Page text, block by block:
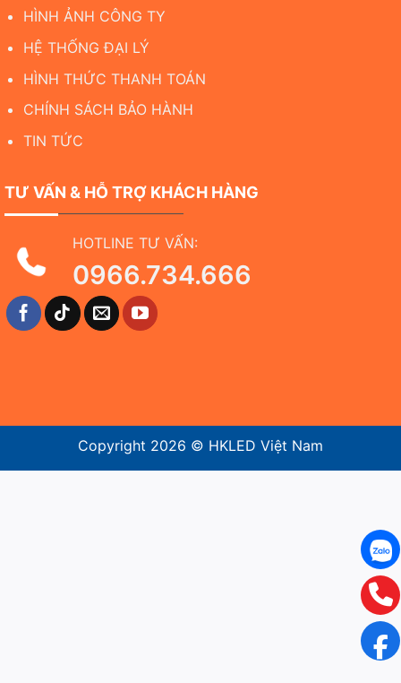
HÌNH ẢNH CÔNG TY
HỆ THỐNG ĐẠI LÝ
HÌNH THỨC THANH TOÁN
CHÍNH SÁCH BẢO HÀNH
TIN TỨC
TƯ VẤN & HỖ TRỢ KHÁCH HÀNG
HOTLINE TƯ VẤN:
0966.734.666
Copyright 2026 © HKLED Việt Nam